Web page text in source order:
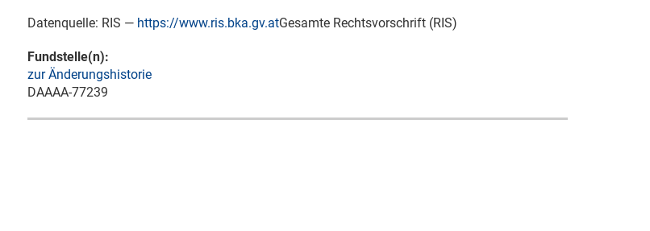
Datenquelle: RIS — https://www.ris.bka.gv.atGesamte Rechtsvorschrift (RIS)
Fundstelle(n):
zur Änderungshistorie
DAAAA-77239